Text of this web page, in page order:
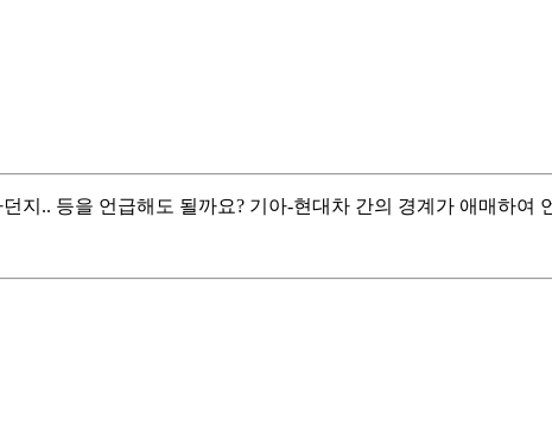
지.. 등을 언급해도 될까요? 기아-현대차 간의 경계가 애매하여